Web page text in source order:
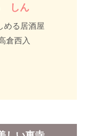
しん
める居酒屋
倉西入